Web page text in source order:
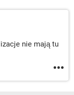
nie mają tu